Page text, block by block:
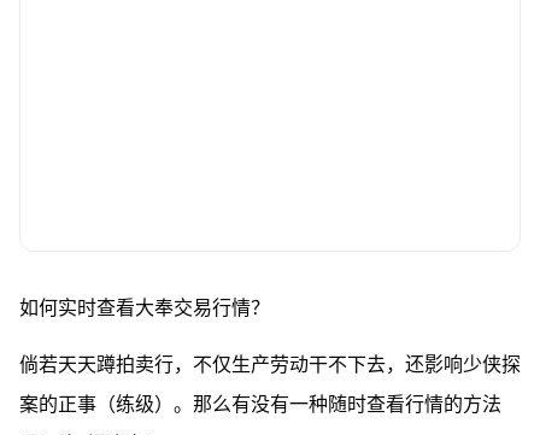
如何实时查看大奉交易行情？
倘若天天蹲拍卖行，不仅生产劳动干不下去，还影响少侠探
案的正事（练级）。那么有没有一种随时查看行情的方法